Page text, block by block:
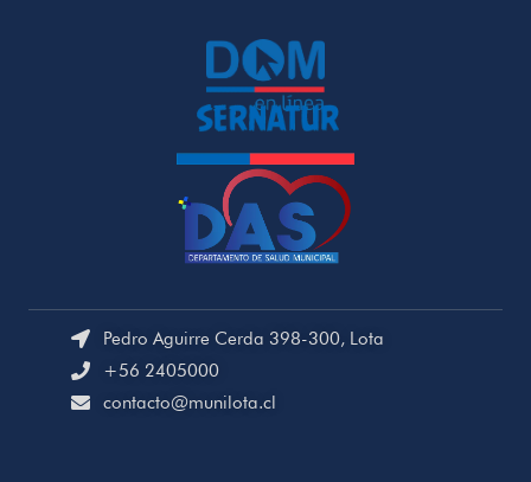
Pedro Aguirre Cerda 398-300, Lota
+56 2405000
contacto@munilota.cl